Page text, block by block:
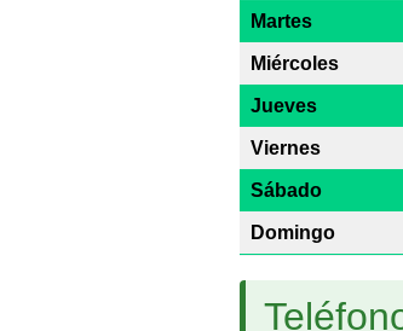
Martes
Miércoles
Jueves
Viernes
Sábado
Domingo